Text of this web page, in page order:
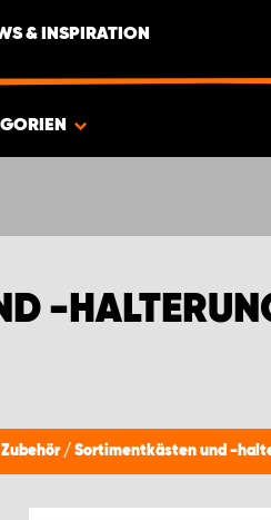
& INSPIRATION
-
Zubehör / Sortimentkästen und -